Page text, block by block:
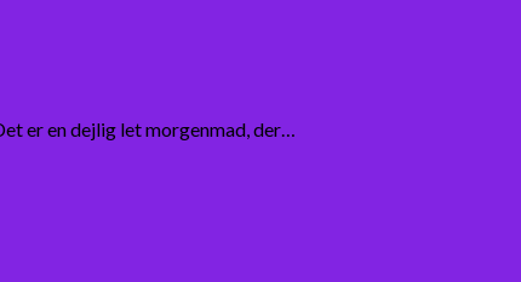
er en dejlig let morgenmad, der…